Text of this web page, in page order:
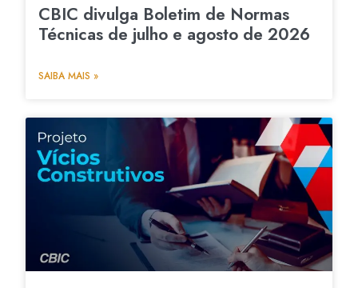
CBIC divulga Boletim de Normas
Técnicas de julho e agosto de 2026
SAIBA MAIS »